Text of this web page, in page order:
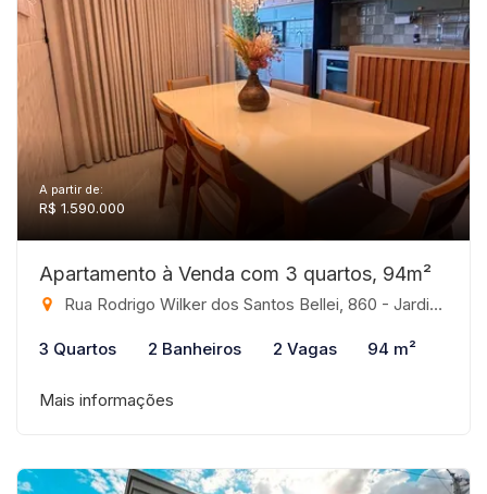
A partir de:
R$ 1.590.000
Apartamento à Venda com 3 quartos, 94m²
Rua Rodrigo Wilker dos Santos Bellei, 860 - Jardim Paulistano, São José do Rio Preto-SP
3 Quartos 2 Banheiros 2 Vagas 94 m²
Mais informações